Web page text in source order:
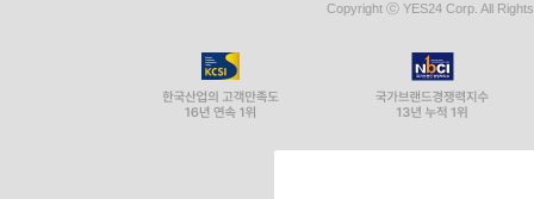
Copyright ⓒ YES24 Corp. All